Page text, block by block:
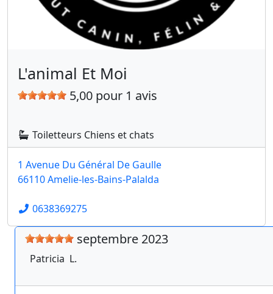
L'animal Et Moi
5,00 pour 1 avis
Toiletteurs Chiens et chats
1 Avenue Du Général De Gaulle
66110 Amelie-les-Bains-Palalda
0638369275
septembre 2023
Patricia L.